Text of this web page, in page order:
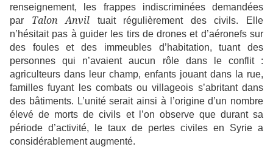
renseignement, les frappes indiscriminées demandées
par Talon Anvil tuait régulièrement des civils. Elle
n’hésitait pas à guider les tirs de drones et d’aéronefs sur
des foules et des immeubles d’habitation, tuant des
personnes qui n’avaient aucun rôle dans le conflit :
agriculteurs dans leur champ, enfants jouant dans la rue,
familles fuyant les combats ou villageois s’abritant dans
des bâtiments. L’unité serait ainsi à l’origine d’un nombre
élevé de morts de civils et l’on observe que durant sa
période d’activité, le taux de pertes civiles en Syrie a
considérablement augmenté.